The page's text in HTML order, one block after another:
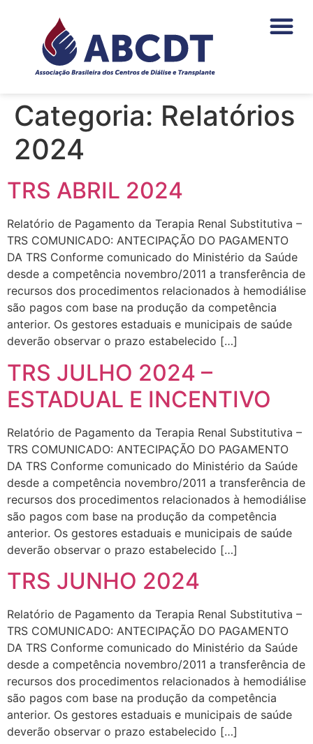
Categoria: Relatórios
2024
TRS ABRIL 2024
Relatório de Pagamento da Terapia Renal Substitutiva –
TRS COMUNICADO: ANTECIPAÇÃO DO PAGAMENTO
DA TRS Conforme comunicado do Ministério da Saúde
desde a competência novembro/2011 a transferência de
recursos dos procedimentos relacionados à hemodiálise
são pagos com base na produção da competência
anterior. Os gestores estaduais e municipais de saúde
deverão observar o prazo estabelecido […]
TRS JULHO 2024 –
ESTADUAL E INCENTIVO
Relatório de Pagamento da Terapia Renal Substitutiva –
TRS COMUNICADO: ANTECIPAÇÃO DO PAGAMENTO
DA TRS Conforme comunicado do Ministério da Saúde
desde a competência novembro/2011 a transferência de
recursos dos procedimentos relacionados à hemodiálise
são pagos com base na produção da competência
anterior. Os gestores estaduais e municipais de saúde
deverão observar o prazo estabelecido […]
TRS JUNHO 2024
Relatório de Pagamento da Terapia Renal Substitutiva –
TRS COMUNICADO: ANTECIPAÇÃO DO PAGAMENTO
DA TRS Conforme comunicado do Ministério da Saúde
desde a competência novembro/2011 a transferência de
recursos dos procedimentos relacionados à hemodiálise
são pagos com base na produção da competência
anterior. Os gestores estaduais e municipais de saúde
deverão observar o prazo estabelecido […]